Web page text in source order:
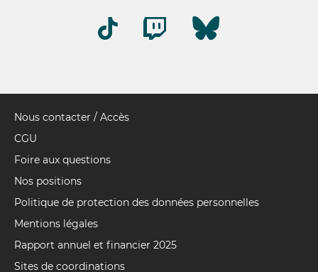
Pied
de
Nous contacter / Accès
CGU
Foire aux questions
Nos positions
Politique de protection des données personnelles
Mentions légales
Rapport annuel et financier 2025
Sites de coordinations